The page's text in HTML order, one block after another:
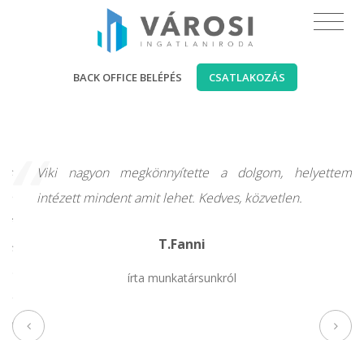
BACK OFFICE BELÉPÉS CSATLAKOZÁS
“
Viki nagyon megkönnyítette a dolgom, helyettem
intézett mindent amit lehet. Kedves, közvetlen.
T.Fanni
írta munkatársunkról